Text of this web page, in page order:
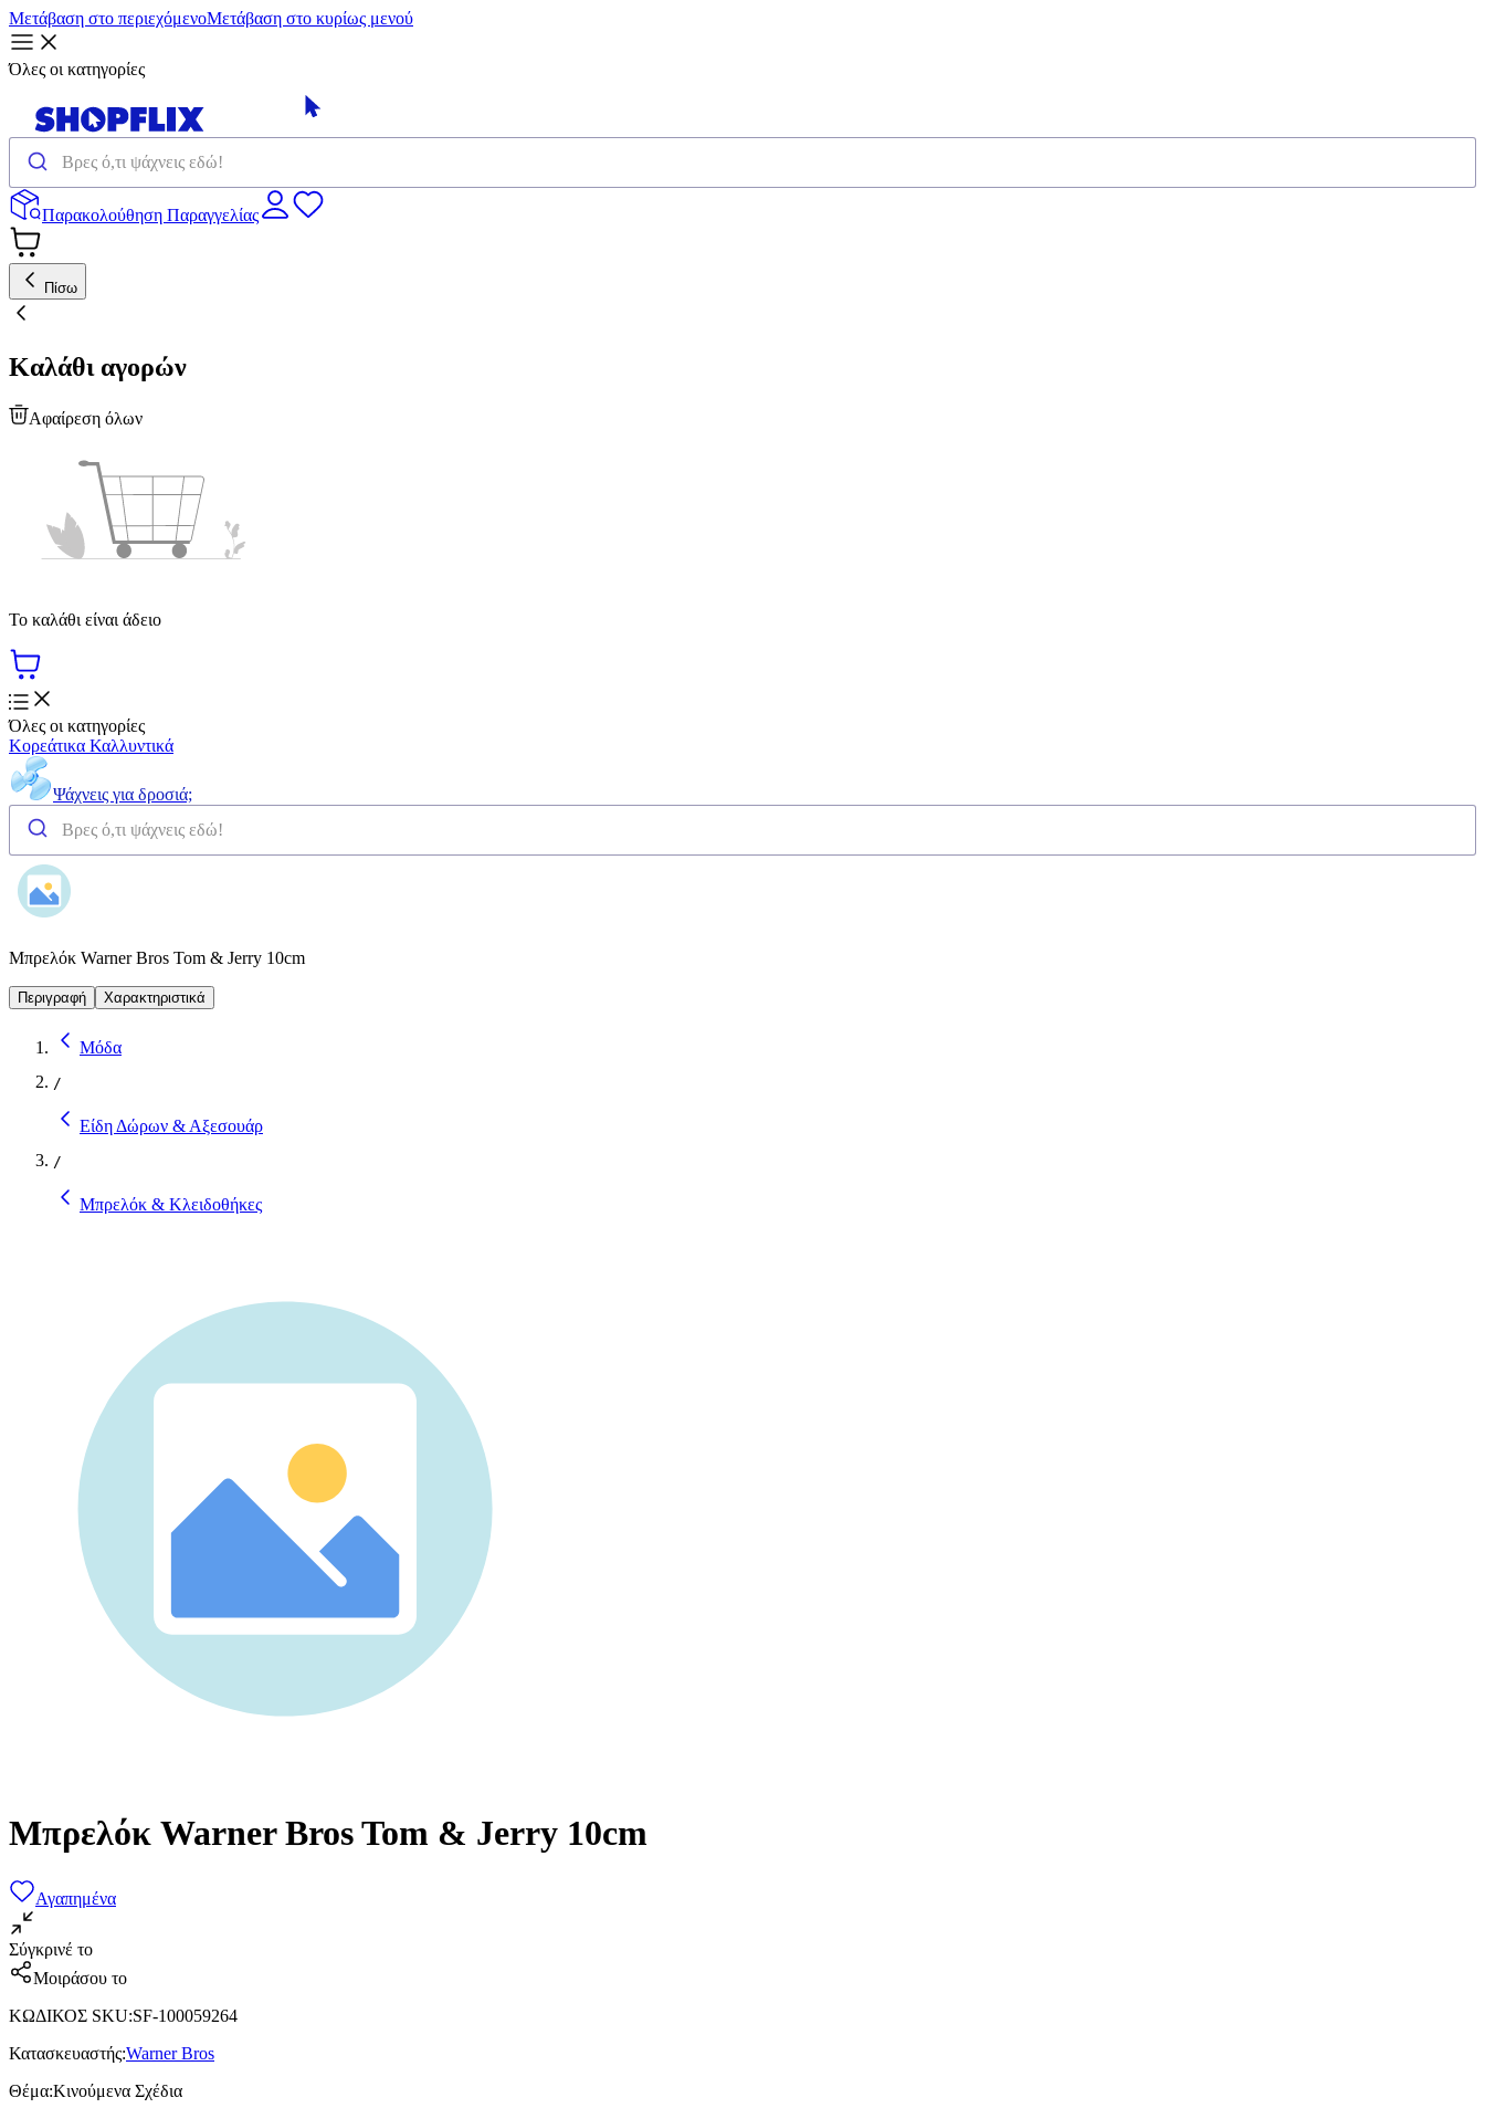
Μετάβαση στο περιεχόμενοΜετάβαση στο κυρίως μενού
Όλες οι κατηγορίες
Παρακολούθηση Παραγγελίας
Πίσω
Καλάθι αγορών
Αφαίρεση όλων
Το καλάθι είναι άδειο
Όλες οι κατηγορίες
Κορεάτικα Καλλυντικά
Ψάχνεις για δροσιά;
Μπρελόκ Warner Bros Tom & Jerry 10cm
Περιγραφή Χαρακτηριστικά
Μόδα
/
Είδη Δώρων & Αξεσουάρ
/
Μπρελόκ & Κλειδοθήκες
Μπρελόκ Warner Bros Tom & Jerry 10cm
Αγαπημένα
Σύγκρινέ το
Μοιράσου το
ΚΩΔΙΚΟΣ SKU:SF-100059264
Κατασκευαστής:Warner Bros
Θέμα:Κινούμενα Σχέδια